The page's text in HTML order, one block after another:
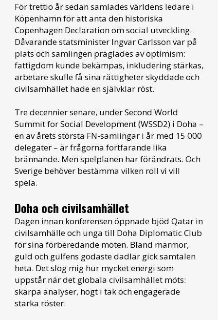
För trettio år sedan samlades världens ledare i
Köpenhamn för att anta den historiska
Copenhagen Declaration om social utveckling.
Dåvarande statsminister Ingvar Carlsson var på
plats och samlingen präglades av optimism:
fattigdom kunde bekämpas, inkludering stärkas,
arbetare skulle få sina rättigheter skyddade och
civilsamhället hade en självklar röst.
Tre decennier senare, under Second World
Summit for Social Development (WSSD2) i Doha –
en av årets största FN-samlingar i år med 15 000
delegater – är frågorna fortfarande lika
brännande. Men spelplanen har förändrats. Och
Sverige behöver bestämma vilken roll vi vill
spela.
Doha och civilsamhället
Dagen innan konferensen öppnade bjöd Qatar in
civilsamhälle och unga till Doha Diplomatic Club
för sina förberedande möten. Bland marmor,
guld och gulfens godaste dadlar gick samtalen
heta. Det slog mig hur mycket energi som
uppstår när det globala civilsamhället möts:
skarpa analyser, högt i tak och engagerade
starka röster.